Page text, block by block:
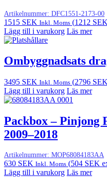
Artikelnummer: DFC1551-2173-00
1515 SEK Inkl. Moms (1212 SEK
Lägg till i varukorg Läs mer
Ombyggnadsats
3495 SEK Inkl. Moms (2796 SEK
Lägg till i varukorg Läs mer
Packbox – Pinjong
2009–2018
Artikelnummer: MOP68084183AA
630 SEK Inkl. Moms (504 SEK
Lägg till i varukorg Läs mer